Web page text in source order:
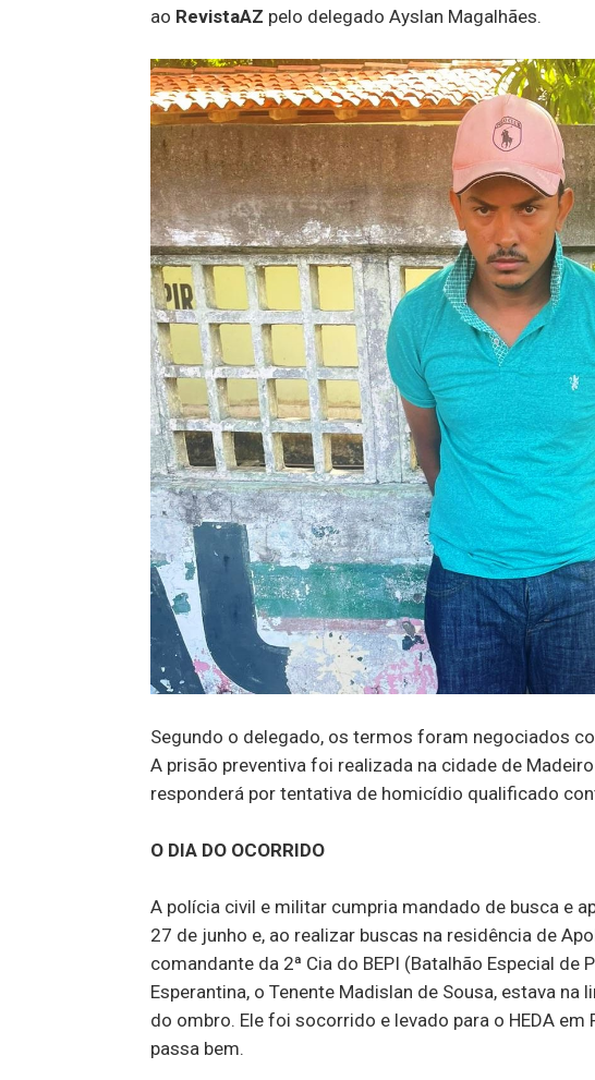
ao RevistaAZ pelo delegado Ayslan Magalhães.
Segundo o delegado, os termos foram negociados
A prisão preventiva foi realizada na cidade de
responderá por tentativa de homicídio qualificado
O DIA DO OCORRIDO
A polícia civil e militar cumpria mandado de busca e
27 de junho e, ao realizar buscas na residência de
comandante da 2ª Cia do BEPI (Batalhão Especial
Esperantina, o Tenente Madislan de Sousa, estava
do ombro. Ele foi socorrido e levado para o HEDA
passa bem.